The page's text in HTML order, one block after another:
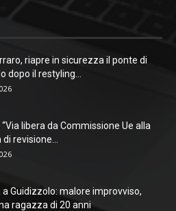
riapre in sicurezza il ponte di
dopo il restyling...
“Via libera da Commissione Ue alla
revisione...
a Guidizzolo: malore improvviso,
ragazza di 20 anni